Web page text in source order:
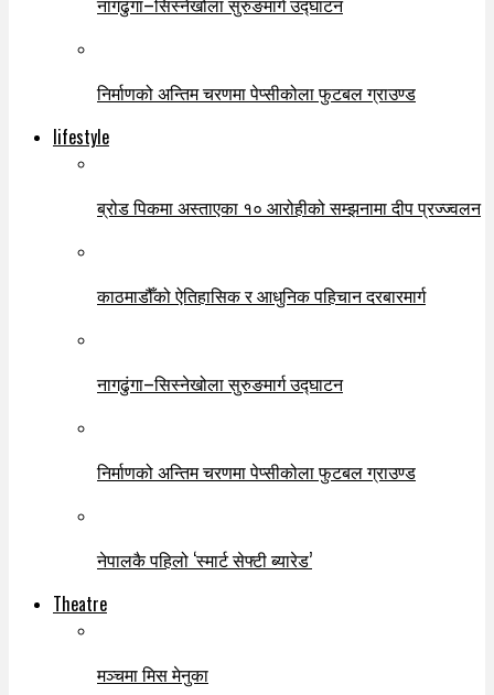
निर्माणको अन्तिम चरणमा पेप्सीकोला फुटबल ग्राउण्ड
lifestyle
ब्रोड पिकमा अस्ताएका १० आरोहीको सम्झनामा दीप प्रज्ज्वलन
काठमाडौँको ऐतिहासिक र आधुनिक पहिचान दरबारमार्ग
नागढुंगा–सिस्नेखोला सुरुङमार्ग उद्घाटन
निर्माणको अन्तिम चरणमा पेप्सीकोला फुटबल ग्राउण्ड
नेपालकै पहिलो ‘स्मार्ट सेफ्टी ब्यारेड’
Theatre
मञ्चमा मिस मेनुका